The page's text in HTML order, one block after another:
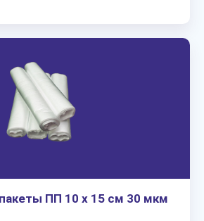
ПП 10 х 15 см 30 мкм